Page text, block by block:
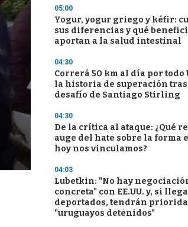
05:00
Yogur, yogur griego y kéfir:
sus diferencias y qué
aportan a la salud intestinal
04:30
Correrá 50 km al día por todo
la historia de superación tras
desafío de Santiago Stirling
04:30
De la crítica al ataque: ¿Qué
auge del hate sobre la forma
hoy nos vinculamos?
04:03
Lubetkin: "No hay
concreta" con EE.UU. y, si
deportados, tendrán
"uruguayos detenidos"